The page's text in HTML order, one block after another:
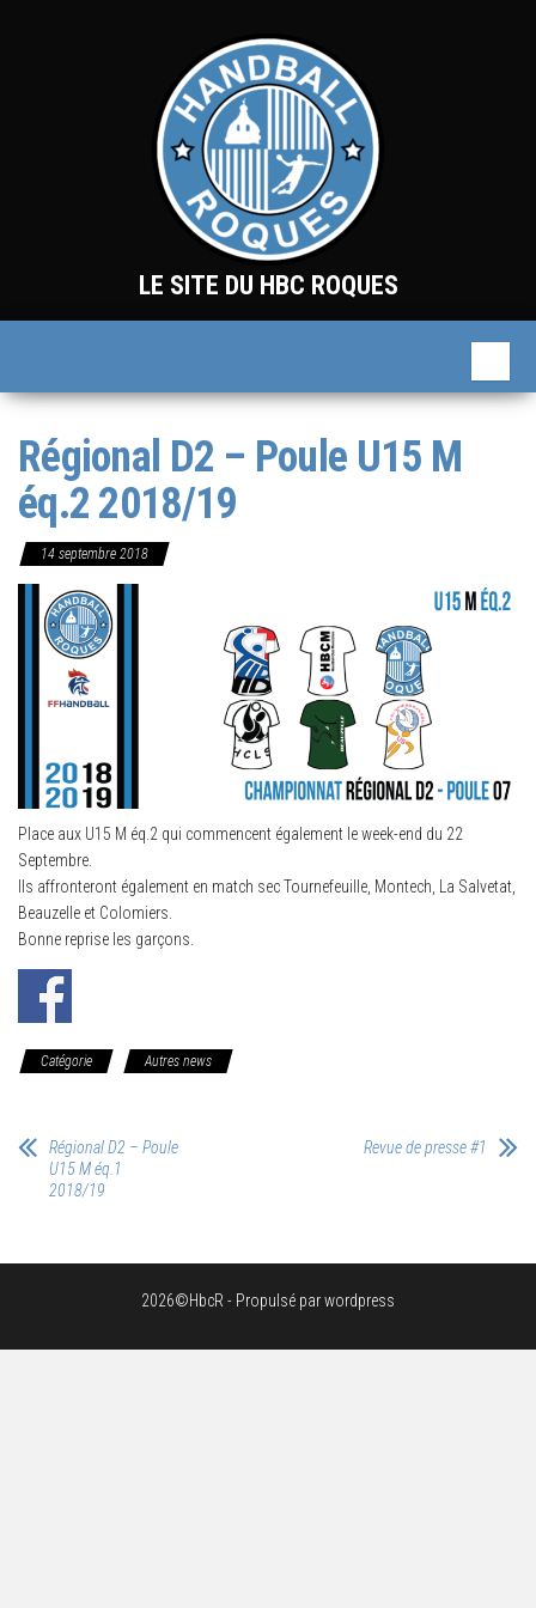
LE SITE DU HBC ROQUES
Régional D2 – Poule U15 M
éq.2 2018/19
14 septembre 2018
Place aux U15 M éq.2 qui commencent également le week-end du 22
Septembre.
Ils affronteront également en match sec Tournefeuille, Montech, La Salvetat,
Beauzelle et Colomiers.
Bonne reprise les garçons.
Catégorie Autres news
Régional D2 – Poule
U15 M éq.1
2018/19
Revue de presse #1
2026©HbcR - Propulsé par wordpress